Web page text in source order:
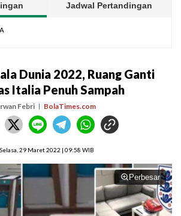
Jadwal Pertandingan
Dunia 2022, Ruang Ganti
Italia Penuh Sampah
Febri BolaTimes.com
Selasa, 29 Maret 2022 | 09:58 WIB
Perbesar